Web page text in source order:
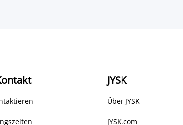
JYSK
Über JYSK
JYSK.com